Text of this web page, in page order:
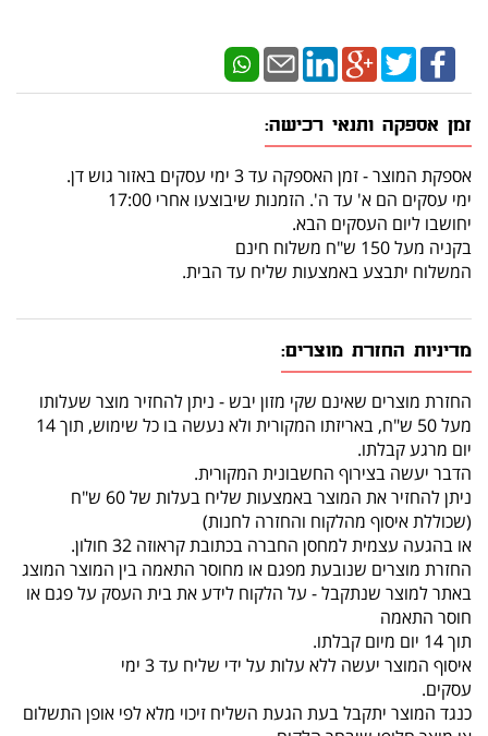
זמן אספקה ותנאי רכישה:
אספקת המוצר - זמן האספקה עד 3 ימי עסקים באזור גוש דן.
ימי עסקים הם א' עד ה'. הזמנות שיבוצעו אחרי 17:00
יחושבו ליום העסקים הבא.
בקניה מעל 150 ש"ח משלוח חינם
המשלוח יתבצע באמצעות שליח עד הבית.
מדיניות החזרת מוצרים:
החזרת מוצרים שאינם שקי מזון יבש - ניתן להחזיר מוצר שעלותו
מעל 50 ש"ח, באריזתו המקורית ולא נעשה בו כל שימוש, תוך 14
יום מרגע קבלתו.
הדבר יעשה בצירוף החשבונית המקורית.
ניתן להחזיר את המוצר באמצעות שליח בעלות של 60 ש"ח
(שכוללת איסוף מהלקוח והחזרה לחנות)
או בהגעה עצמית למחסן החברה בכתובת קראוזה 32 חולון.
החזרת מוצרים שנובעת מפגם או מחוסר התאמה בין המוצר המוצג
באתר למוצר שנתקבל - על הלקוח לידע את בית העסק על פגם או
חוסר התאמה
תוך 14 יום מיום קבלתו.
איסוף המוצר יעשה ללא עלות על ידי שליח עד 3 ימי
עסקים.
כנגד המוצר יתקבל בעת הגעת השליח זיכוי מלא לפי אופן התשלום